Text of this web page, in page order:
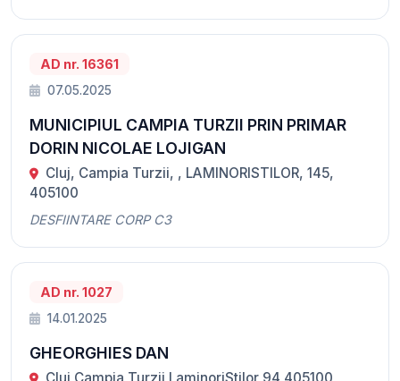
AD nr. 16361
07.05.2025
MUNICIPIUL CAMPIA TURZII PRIN PRIMAR
DORIN NICOLAE LOJIGAN
Cluj, Campia Turzii, , LAMINORISTILOR, 145,
405100
DESFIINTARE CORP C3
AD nr. 1027
14.01.2025
GHEORGHIES DAN